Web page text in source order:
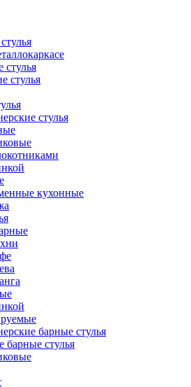
стулья
стулья
стулья
кухонные
барные стулья
барные стулья